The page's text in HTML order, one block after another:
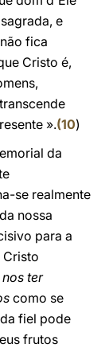
e
fica
Cristo é,
».(10)
da
se realmente
nossa
para a
Cristo
ter
como se
fiel pode
frutos